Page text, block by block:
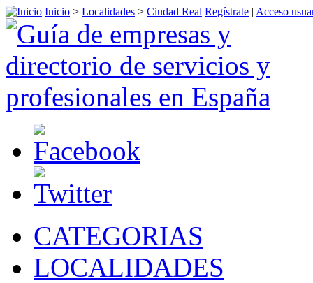
Inicio > Localidades > Ciudad Real Regístrate | Acceso
CATEGORIAS
LOCALIDADES